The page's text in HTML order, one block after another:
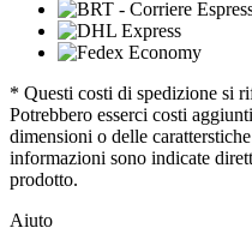
* Questi costi di spedizione si
Potrebbero esserci costi
dimensioni o delle
informazioni sono indicate
prodotto.
Aiuto